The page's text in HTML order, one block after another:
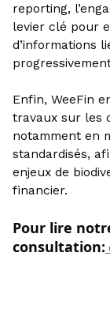
reporting,
levier clé pour
d’informations
Enfin, WeeFin
travaux sur les
notamment en
standardisés,
enjeux de
financier.
Pour lire
consultation: